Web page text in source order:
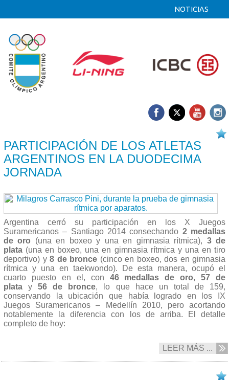
NOTICIAS
PARTICIPACIÓN DE LOS ATLETAS
ARGENTINOS EN LA DUODECIMA
JORNADA
Argentina cerró su participación en los X Juegos
Suramericanos – Santiago 2014 consechando 2 medallas
de oro (una en boxeo y una en gimnasia rítmica), 3 de
plata (una en boxeo, una en gimnasia rítmica y una en tiro
deportivo) y 8 de bronce (cinco en boxeo, dos en gimnasia
rítmica y una en taekwondo). De esta manera, ocupó el
cuarto puesto en el, con 46 medallas de oro,57 de
plata y56 de bronce, lo que hace un total de 159,
conservando la ubicación que había logrado en los IX
Juegos Suramericanos – Medellín 2010, pero acortando
notablemente la diferencia con los de arriba. El detalle
completo de hoy:
LEER MÁS ...